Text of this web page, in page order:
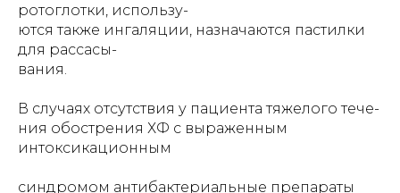
ротоглотки, использу-
ются также ингаляции, назначаются пастилки
для рассасы-
вания.
В случаях отсутствия у пациента тяжелого тече-
ния обострения ХФ с выраженным
интоксикационным
синдромом антибактериальные препараты